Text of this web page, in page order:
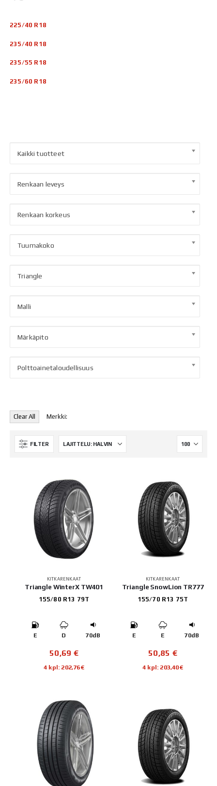
225/40 R18
235/40 R18
235/55 R18
235/60 R18
Kaikki tuotteet
Renkaan leveys
Renkaan korkeus
Tuumakoko
Triangle
Malli
Märkäpito
Polttoainetaloudellisuus
Clear All Merkki:
FILTER
KITKARENKAAT
Triangle WinterX TW401
155/80 R13 79T
E D 70dB
50,69 €
4 kpl: 202,76€
KITKARENKAAT
Triangle SnowLion TR777
155/70 R13 75T
E E 70dB
50,85 €
4 kpl: 203,40€